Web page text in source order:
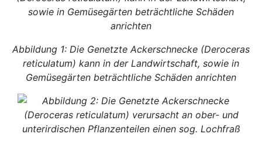
Abbildung 1: Die Genetzte Ackerschnecke (Deroceras
reticulatum) kann in der Landwirtschaft, sowie in
Gemüsegärten beträchtliche Schäden anrichten